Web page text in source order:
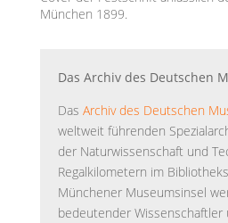
München 1899.
Das Archiv des Deutschen
Das Archiv des Deutschen
weltweit führenden
der Naturwissenschaft und
Regalkilometern im
Münchener Museumsinsel
bedeutender Wissenschaftler